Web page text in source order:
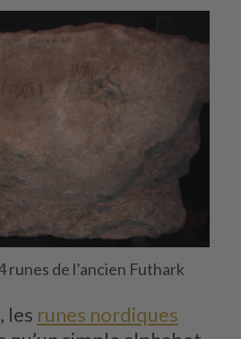
runes de l’ancien Futhark
les runes nordiques